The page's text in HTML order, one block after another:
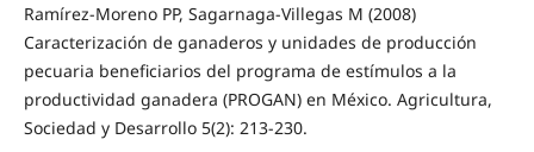
Ramírez-Moreno PP, Sagarnaga-Villegas M (2008)
Caracterización de ganaderos y unidades de producción
pecuaria beneficiarios del programa de estímulos a la
productividad ganadera (PROGAN) en México. Agricultura,
Sociedad y Desarrollo 5(2): 213-230.